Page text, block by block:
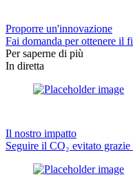
Proporre un'innovazione
Fai domanda per ottenere il
Per saperne di più
In diretta
Il nostro impatto
Seguire il CO₂ evitato